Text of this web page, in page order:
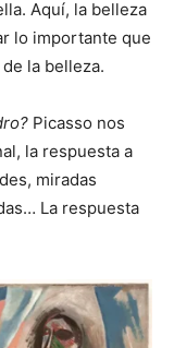
Aquí, la belleza
lo importante que
la belleza.
Picasso nos
la respuesta a
miradas
La respuesta